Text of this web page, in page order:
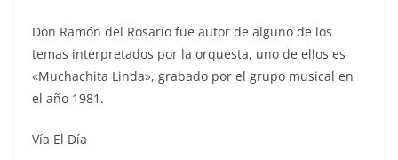
Don Ramón del Rosario fue autor de alguno de los
temas interpretados por la orquesta, uno de ellos es
«Muchachita Linda», grabado por el grupo musical en
el año 1981.
Vía El Día